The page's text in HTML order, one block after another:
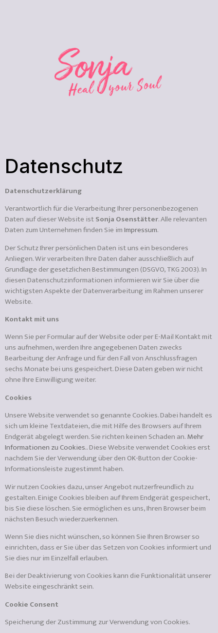
Datenschutz
Datenschutzerklärung
Verantwortlich für die Verarbeitung Ihrer personenbezogenen
Daten auf dieser Website istSonja Osenstätter. Alle relevanten
Daten zum Unternehmen finden Sie imImpressum.
Der Schutz Ihrer persönlichen Daten ist uns ein besonderes
Anliegen. Wir verarbeiten Ihre Daten daher ausschließlich auf
Grundlage der gesetzlichen Bestimmungen (DSGVO, TKG 2003). In
diesen Datenschutzinformationen informieren wir Sie über die
wichtigsten Aspekte der Datenverarbeitung im Rahmen unserer
Website.
Kontakt mit uns
Wenn Sie per Formular auf der Website oder per E-Mail Kontakt mit
uns aufnehmen, werden Ihre angegebenen Daten zwecks
Bearbeitung der Anfrage und für den Fall von Anschlussfragen
sechs Monate bei uns gespeichert. Diese Daten geben wir nicht
ohne Ihre Einwilligung weiter.
Cookies
Unsere Website verwendet so genannte Cookies. Dabei handelt es
sich um kleine Textdateien, die mit Hilfe des Browsers auf Ihrem
Endgerät abgelegt werden. Sie richten keinen Schaden an.Mehr
Informationen zu Cookies.. Diese Website verwendet Cookies erst
nachdem Sie der Verwendung über den OK-Button der Cookie-
Informationsleiste zugestimmt haben.
Wir nutzen Cookies dazu, unser Angebot nutzerfreundlich zu
gestalten. Einige Cookies bleiben auf Ihrem Endgerät gespeichert,
bis Sie diese löschen. Sie ermöglichen es uns, Ihren Browser beim
nächsten Besuch wiederzuerkennen.
Wenn Sie dies nicht wünschen, so können Sie Ihren Browser so
einrichten, dass er Sie über das Setzen von Cookies informiert und
Sie dies nur im Einzelfall erlauben.
Bei der Deaktivierung von Cookies kann die Funktionalität unserer
Website eingeschränkt sein.
Cookie Consent
Speicherung der Zustimmung zur Verwendung von Cookies.